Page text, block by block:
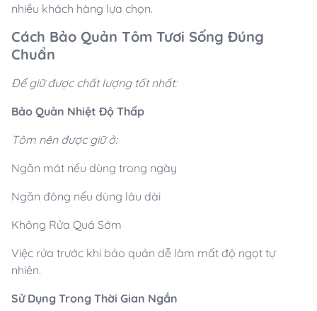
nhiều khách hàng lựa chọn.
Cách Bảo Quản Tôm Tươi Sống Đúng
Chuẩn
Để giữ được chất lượng tốt nhất:
Bảo Quản Nhiệt Độ Thấp
Tôm nên được giữ ở:
Ngăn mát nếu dùng trong ngày
Ngăn đông nếu dùng lâu dài
Không Rửa Quá Sớm
Việc rửa trước khi bảo quản dễ làm mất độ ngọt tự
nhiên.
Sử Dụng Trong Thời Gian Ngắn